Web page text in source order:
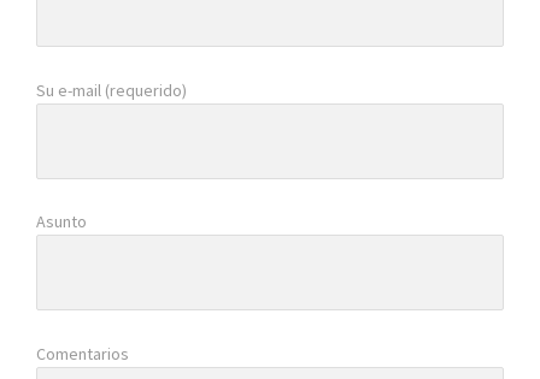
Su e-mail (requerido)
Asunto
Comentarios